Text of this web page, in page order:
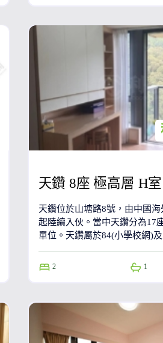
天鑽 8座 極高層 H室
天鑽位於山塘路8號，由中國
起陸續入伙。當中天鑽分為17
單位。天鑽屬於84(小學校網)
2 1